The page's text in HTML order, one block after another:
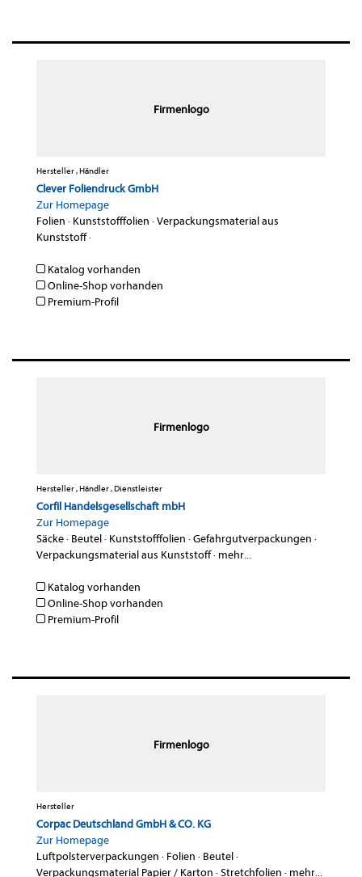
Firmenlogo
Hersteller , Händler
Clever Foliendruck GmbH
Zur Homepage
Folien · Kunststofffolien ·Verpackungsmaterial aus
Kunststoff·
Katalog vorhanden
Online-Shop vorhanden
Premium-Profil
Firmenlogo
Hersteller , Händler , Dienstleister
Corfil Handelsgesellschaft mbH
Zur Homepage
Säcke· Beutel· Kunststofffolien ·Gefahrgutverpackungen ·
Verpackungsmaterial aus Kunststoff· mehr...
Katalog vorhanden
Online-Shop vorhanden
Premium-Profil
Firmenlogo
Hersteller
Corpac Deutschland GmbH & CO. KG
Zur Homepage
Luftpolsterverpackungen · Folien · Beutel·
Verpackungsmaterial Papier / Karton ·Stretchfolien · mehr...